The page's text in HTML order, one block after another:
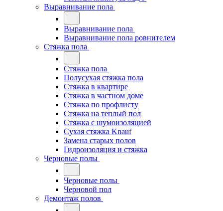
Выравнивание пола
Выравнивание пола
Выравнивание пола ровнителем
Стяжка пола
Стяжка пола
Полусухая стяжка пола
Стяжка в квартире
Стяжка в частном доме
Стяжка по профлисту
Стяжка на теплый пол
Стяжка с шумоизоляцией
Сухая стяжка Knauf
Замена старых полов
Гидроизоляция и стяжка
Черновые полы
Черновые полы
Черновой пол
Демонтаж полов